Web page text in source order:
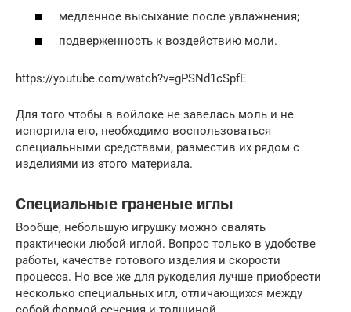
медленное высыхание после увлажнения;
подверженность к воздействию моли.
https://youtube.com/watch?v=gPSNd1cSpfE
Для того чтобы в войлоке не завелась моль и не
испортила его, необходимо воспользоваться
специальными средствами, разместив их рядом с
изделиями из этого материала.
Специальные граненые иглы
Вообще, небольшую игрушку можно свалять
практически любой иглой. Вопрос только в удобстве
работы, качестве готового изделия и скорости
процесса. Но все же для рукоделия лучше приобрести
несколько специальных игл, отличающихся между